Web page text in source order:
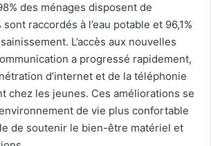
des ménages disposent de
raccordés à l’eau potable et 96,1%
L’accès aux nouvelles
a progressé rapidement,
d’internet et de la téléphonie
chez les jeunes. Ces améliorations se
de vie plus confortable
de soutenir le bien-être matériel et